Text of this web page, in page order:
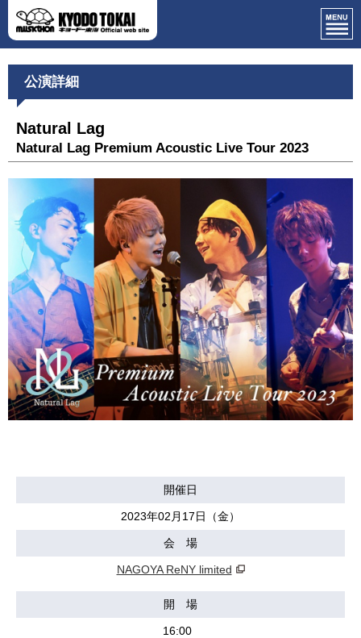
公演詳細
Natural Lag
Natural Lag Premium Acoustic Live Tour 2023
開催日
2023年02月17日（金）
会 場
NAGOYA ReNY limited
開 場
16:00